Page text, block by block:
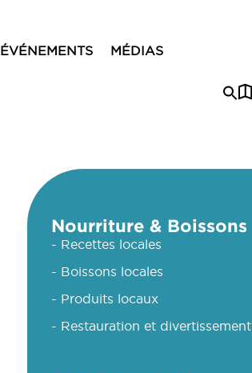
ÉVÉNEMENTS MÉDIAS
Nourriture & Boissons
- Recettes locales
- Boissons locales
- Produits locaux
- Restauration et divertissement